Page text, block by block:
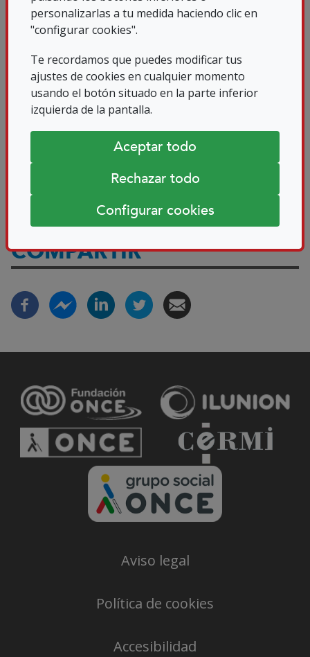
personalizarlas a tu medida haciendo clic en
"configurar cookies".
Te recordamos que puedes modificar tus
ajustes de cookies en cualquier momento
usando el botón situado en la parte inferior
izquierda de la pantalla.
Aceptar todo
Rechazar todo
Configurar cookies
SUPO GIRONA
DOCUMENTOS
DESCARGABLES
PERRO, SANDIA Y CAPERUCITA
COMPARTIR
Aviso legal
Política de cookies
Accesibilidad